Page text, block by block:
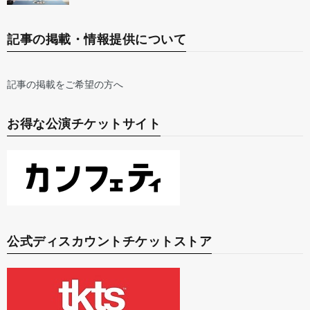
記事の掲載・情報提供について
記事の掲載をご希望の方へ
お得な公演チケットサイト
公式ディスカウントチケットストア